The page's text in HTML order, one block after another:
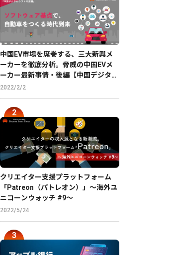
中国EV市場を席巻する、三大新興メ
ーカーを徹底分析。脅威の中国EVメ
ーカー最新事情・後編【中国デジタル
企業最前線】
2022/2/2
クリエイター支援プラットフォーム
「Patreon（パトレオン）」〜海外ユ
ニコーンウォッチ #9〜
2022/5/24